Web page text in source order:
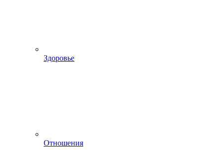
Здоровье
Отношения